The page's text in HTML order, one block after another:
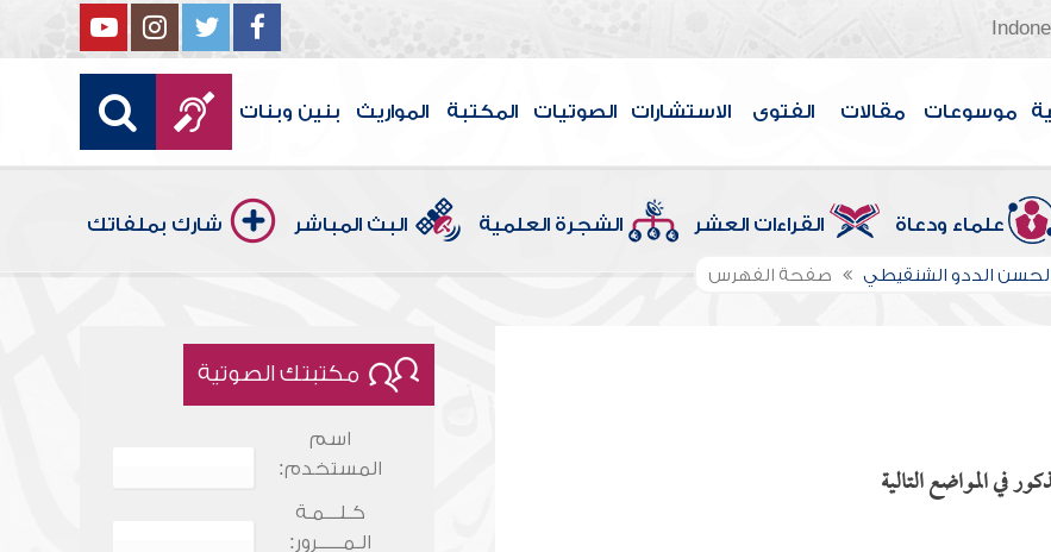
موسوعات مقالات الفتوى الاستشارات الصوتيات المكتبة المواريث بنين وبنات
علماء ودعاة القراءات العشر الشجرة العلمية البث المباشر شارك بملفاتك
الددو الشنقيطي صفحة الفهرس
في المواضع التالية
مكتبتك الصوتية
اسم
المستخدم:
كـلـــمـة
الـمـــــرور: